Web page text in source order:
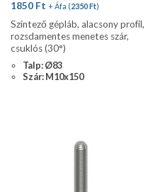
1850 Ft + Áfa (2350Ft)
Szintező gépláb, alacsony profil,
rozsdamentes menetes szár,
csuklós (30°)
Talp: Ø83
Szár: M10x150